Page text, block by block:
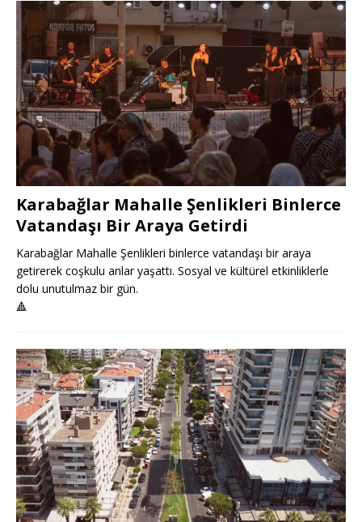
Karabağlar Mahalle Şenlikleri Binlerce
Vatandaşı Bir Araya Getirdi
Karabağlar Mahalle Şenlikleri binlerce vatandaşı bir araya
getirerek coşkulu anlar yaşattı. Sosyal ve kültürel etkinliklerle
dolu unutulmaz bir gün.
🔺